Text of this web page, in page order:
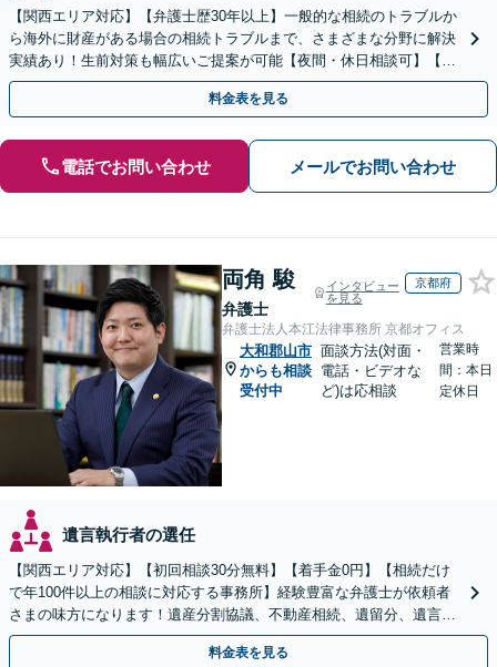
【関西エリア対応】【弁護士歴30年以上】一般的な相続のトラブルか
ら海外に財産がある場合の相続トラブルまで、さまざまな分野に解決
実績あり！生前対策も幅広いご提案が可能【夜間・休日相談可】【完
全個室】
料金表を見る
電話でお問い合わせ メールでお問い合わせ
両角 駿
弁護士
インタビュー
を見る
京都府
弁護士法人本江法律事務所 京都オフィス
大和郡山市
からも相談
受付中
面談方法(対面・
電話・ビデオな
ど)は応相談
営業時
間：本日
定休日
遺言執行者の選任
【関西エリア対応】【初回相談30分無料】【着手金0円】【相続だけ
で年100件以上の相談に対応する事務所】経験豊富な弁護士が依頼者
さまの味方になります！遺産分割協議、不動産相続、遺留分、遺言書
の作成など【烏丸御池駅7分】
料金表を見る